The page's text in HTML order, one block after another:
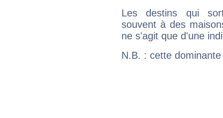
Les destins qui
souvent à des
ne s'agit que d'une
N.B. : cette